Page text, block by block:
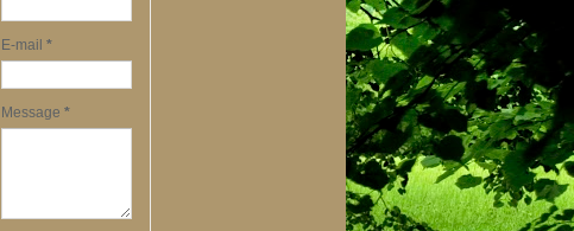
E-mail *
Message *